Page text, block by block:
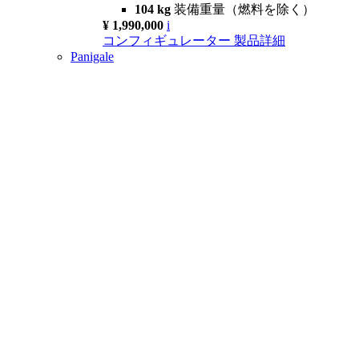
104 kg 装備重量（燃料を除く）
¥ 1,990,000 i
コンフィギュレーター 製品詳細
Panigale